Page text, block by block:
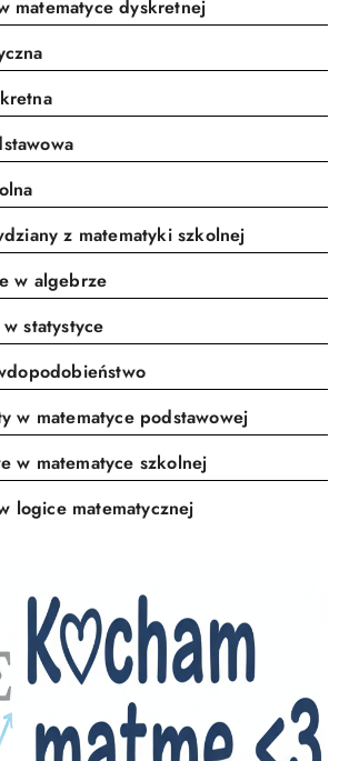
matematyce dyskretnej
z matematyki szkolnej
w algebrze
statystyce
w matematyce podstawowej
w matematyce szkolnej
logice matematycznej